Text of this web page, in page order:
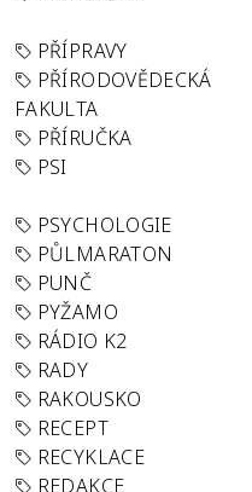
PŘÍPRAVY
PŘÍRODOVĚDECKÁ
FAKULTA
PŘÍRUČKA
PSI
PSYCHOLOGIE
PŮLMARATON
PUNČ
PYŽAMO
RÁDIO K2
RADY
RAKOUSKO
RECEPT
RECYKLACE
REDAKCE